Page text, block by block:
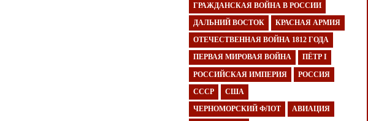
ГРАЖДАНСКАЯ ВОЙНА В РОССИИ
ДАЛЬНИЙ ВОСТОК КРАСНАЯ АРМИЯ
ОТЕЧЕСТВЕННАЯ ВОЙНА 1812 ГОДА
ПЕРВАЯ МИРОВАЯ ВОЙНА ПЁТР I
РОССИЙСКАЯ ИМПЕРИЯ РОССИЯ
СССР США
ЧЕРНОМОРСКИЙ ФЛОТ АВИАЦИЯ